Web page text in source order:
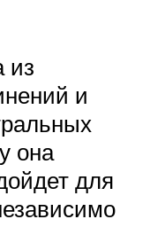
из
и
она
для